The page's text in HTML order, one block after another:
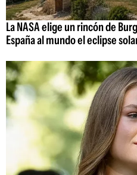
La NASA elige un rincón de
España al mundo el eclipse